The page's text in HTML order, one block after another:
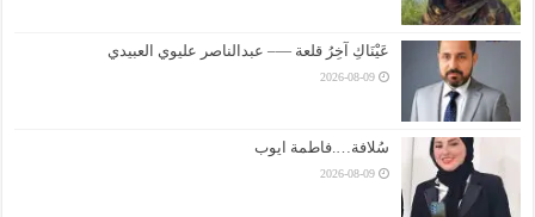
عَيْنَاكِ آخِرُ قلعة —– عبدالناصر عليوي العبيدي
2026-08-09
سُلافة….فاطمة ايوب
2026-08-09